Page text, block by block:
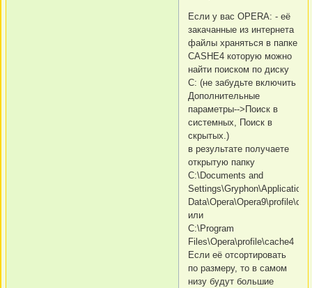
Если у вас OPERA: - её
закачанные из интернета
файлы храняться в папке
CASHE4 которую можно
найти поиском по диску
C: (не забудьте включить
Дополнительные
параметры-->Поиск в
системных, Поиск в
скрытых.)
в результате получаете
открытую папку
C:\Documents and
Settings\Gryphon\Application
или
C:\Program
Files\Opera\profile\cache4
Если её отсортировать
по размеру, то в самом
низу будут большие